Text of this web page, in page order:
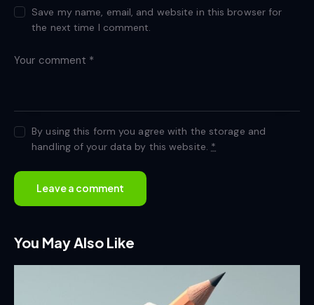
Save my name, email, and website in this browser for
the next time I comment.
By using this form you agree with the storage and
handling of your data by this website. *
You May Also Like